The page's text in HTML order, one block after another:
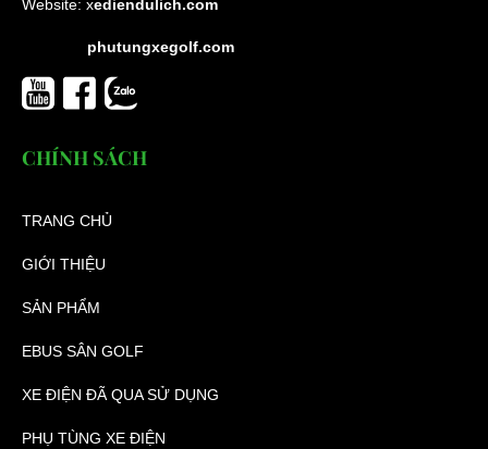
Website: xediendulich.com
phutungxegolf.com
CHÍNH SÁCH
TRANG CHỦ
GIỚI THIỆU
SẢN PHẨM
EBUS SÂN GOLF
XE ĐIỆN ĐÃ QUA SỬ DỤNG
PHỤ TÙNG XE ĐIỆN